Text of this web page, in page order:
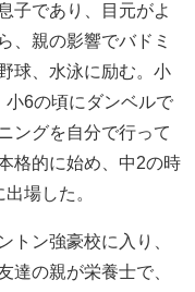
子であり、目元がよ
、親の影響でバドミ
球、水泳に励む。小
小6の頃にダンベルで
ングを自分で行って
格的に始め、中2の時
場した。
トン強豪校に入り、
達の親が栄養士で、